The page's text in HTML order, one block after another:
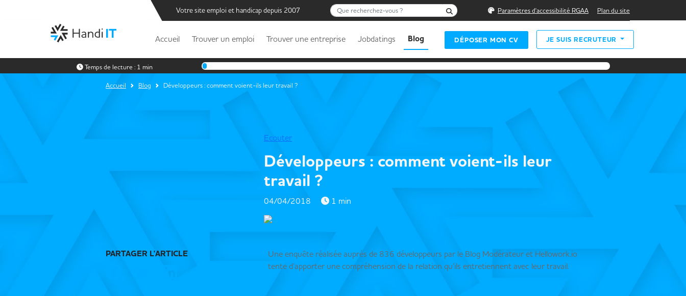
Votre site emploi et handicap depuis 2007 Que recherchez-vous ? Rechercher Paramètres d'accessibilité RGAA Plan du site
Accueil Trouver un emploi Trouver une entreprise Jobdatings Blog DÉPOSER MON CV JE SUIS RECRUTEUR
Temps de lecture : 1 min
Accueil Blog Développeurs : comment voient-ils leur travail ?
Ecouter
Développeurs : comment voient-ils leur
travail ?
04/04/2018 1 min
PARTAGER L'ARTICLE
Une enquête réalisée auprès de 836 développeurs par le Blog Modérateur et Hellowork.io
tente d’apporter une compréhension de la relation qu’ils entretiennent avec leur travail.